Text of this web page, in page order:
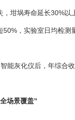
，坩埚寿命延长30%以
，实验室日均检测
能灰化仪后，年综合
场景覆盖”